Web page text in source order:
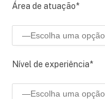
Área de atuação*
Nível de experiência*